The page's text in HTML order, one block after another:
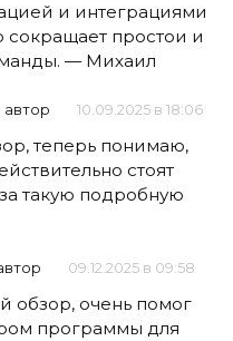
и интеграциями
сокращает простои и
— Михаил
автор 10.09.2025 в 18:06
теперь понимаю,
стоят
такую подробную
09.12.2025 в 09:58
обзор, очень помог
программы для